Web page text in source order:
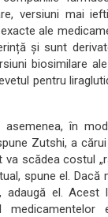
versiuni mai
ale
și sunt
biosimilare
pentru
asemenea, în
Zutshi, a
va scădea costul
spune el.
adaugă el.